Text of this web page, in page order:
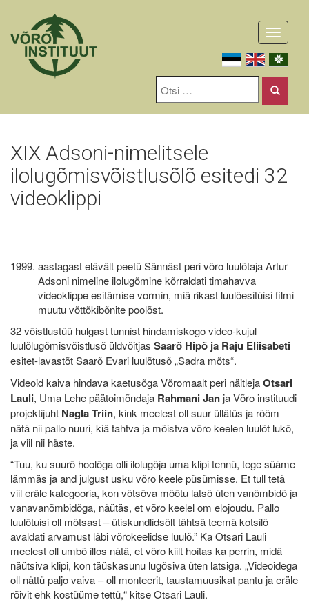
Toggle
XIX Adsoni-nimelitsele
ilolugõmisvõistlusõlõ esitedi 32
videoklippi
aastagast elävält peetü Sännäst peri võro luulõtaja Artur
Adsoni nimeline ilolugõmine kõrraldati timahavva
videoklippe esitämise vormin, miä rikast luulõesitüisi filmi
muutu võttõkibõnite poolõst.
32 võistlustüü hulgast tunnist hindamiskogo video-kujul
luulõlugõmisvõistlusõ üldvõitjas Saarõ Hipõ ja Raju Eliisabeti
esitet-lavastõt Saarõ Evari luulõtusõ „Sadra mõts“.
Videoid kaiva hindava kaetusõga Võromaalt peri näitlejaOtsari
Lauli, Uma Lehe päätoimõndaja Rahmani Jan ja Võro instituudi
projektijuht Nagla Triin, kink meelest oll suur üllätüs ja rõõm
nätä nii pallo nuuri, kiä tahtva ja mõistva võro keelen luulõt lukõ,
ja viil nii häste.
“Tuu, ku suurõ hoolõga olli ilolugõja uma klipi tennü, tege süäme
lämmäs ja and julgust usku võro keele püsümisse. Et tull tetä
viil eräle kategooria, kon võtsõva mõõtu latsõ üten vanõmbidõ ja
vanavanõmbidõga, näütäs, et võro keelel om elojoudu. Pallo
luulõtuisi oll mõtsast – ütiskundlidsõlt tähtsä teemä kotsilõ
avaldati arvamust läbi võrokeelidse luulõ.” Ka Otsari Lauli
meelest oll umbõ illos nätä, et võro kiilt hoitas ka perrin, midä
näütsiva klipi, kon täüskasunu lugõsiva üten latsiga. „Videoidega
oll nättü paljo vaiva – oll monteerit, taustamuusikat pantu ja eräle
rõivit ehk kostüüme tettü,“ kitse Otsari Lauli.